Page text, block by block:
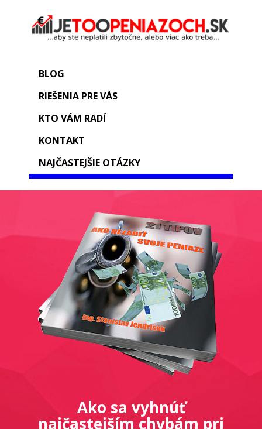
BLOG
RIEŠENIA PRE VÁS
KTO VÁM RADÍ
KONTAKT
NAJČASTEJŠIE OTÁZKY
Ako sa vyhnúť
najčastejším chybám pri